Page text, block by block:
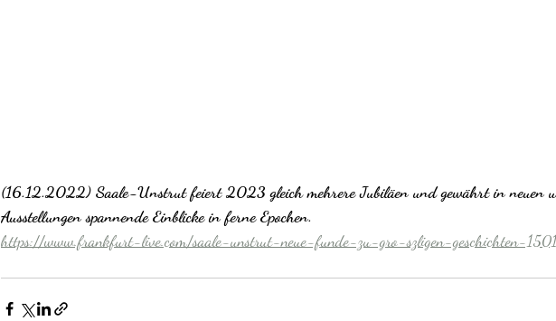
(16.12.2022) Saale-Unstrut feiert 2023 gleich mehrere Jubiläen und gewährt in neuen
Ausstellungen spannende Einblicke in ferne Epochen.
https://www.frankfurt-live.com/saale-unstrut-neue-funde-zu-gro-szligen-geschichten-